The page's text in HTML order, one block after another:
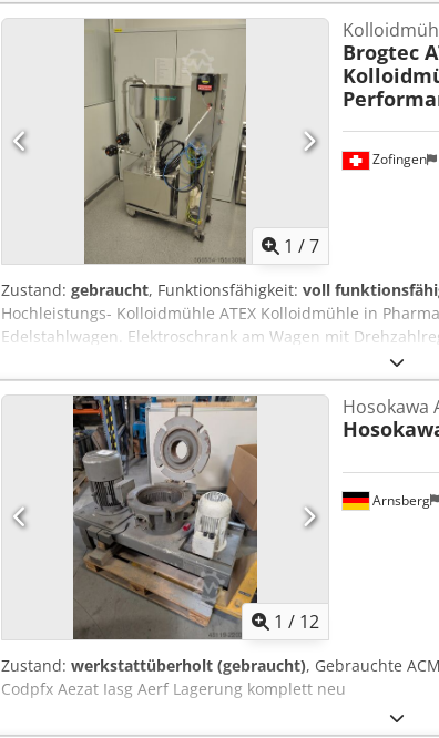
1 /7
Zofingen
Brogtec
Zustand: gebraucht, Funktionsfähigkeit: voll
Hochleistungs- Kolloidmühle ATEX Kolloidmühle in
Edelstahlwagen. Elektroschrank am Wagen mit
Schalter. Ausführung mit Gleitringdichtung und
des Sperrmediums im Dichtungskreislauf der
High performance colloid mill - homogenizer ATEX
design mobile on a stainless steel trolley. Electrical
converter, on-off switch. Design with mechanical seal
maintenance and cooling of the barrier medium in the
1 / 12
Arnsberg
Hosokawa
Zustand: werkstattüberholt (gebraucht), Gebrauchte
Codpfx Aezat Iasg Aerf Lagerung komplett neu